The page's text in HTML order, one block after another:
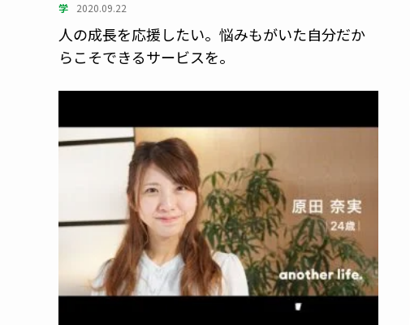
学 2020.09.22
人の成長を応援したい。悩みもがいた自分だか
らこそできるサービスを。